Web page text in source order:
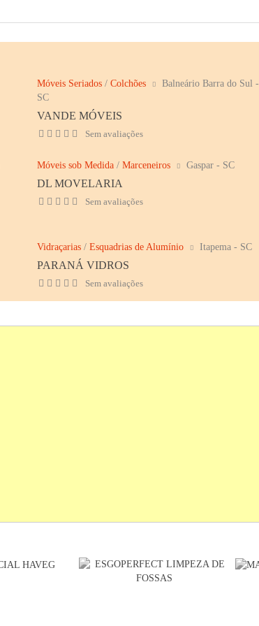
Móveis Seriados/ Colchões
Balneário Barra do Sul -
SC
VANDE MÓVEIS
Sem avaliações
Móveis sob Medida/ Marceneiros Gaspar - SC
DL MOVELARIA
Sem avaliações
Vidraçarias/ Esquadrias de Alumínio Itapema - SC
PARANÁ VIDROS
Sem avaliações